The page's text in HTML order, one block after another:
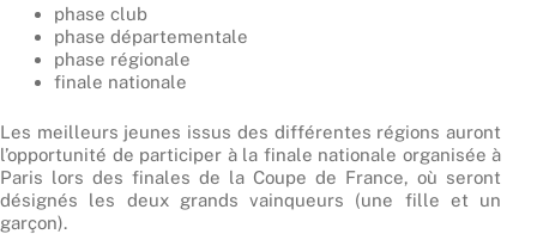
phase club
phase départementale
phase régionale
finale nationale
Les meilleurs jeunes issus des différentes régions auront
l’opportunité de participer à la finale nationale organisée à
Paris lors des finales de la Coupe de France, où seront
désignés les deux grands vainqueurs (une fille et un
garçon).